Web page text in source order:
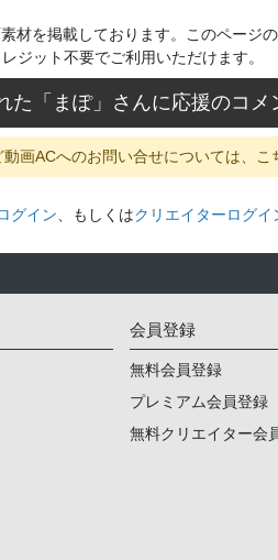
材を掲載しております。このページ
ジット不要でご利用いただけます。
た「 まぽ」さんに応援のコメ
画ACへのお問い合せについては、こ
グイン 、もしくはクリエイターログイ
会員登録
無料会員登録
プレミアム会員登録
無料クリエイター会